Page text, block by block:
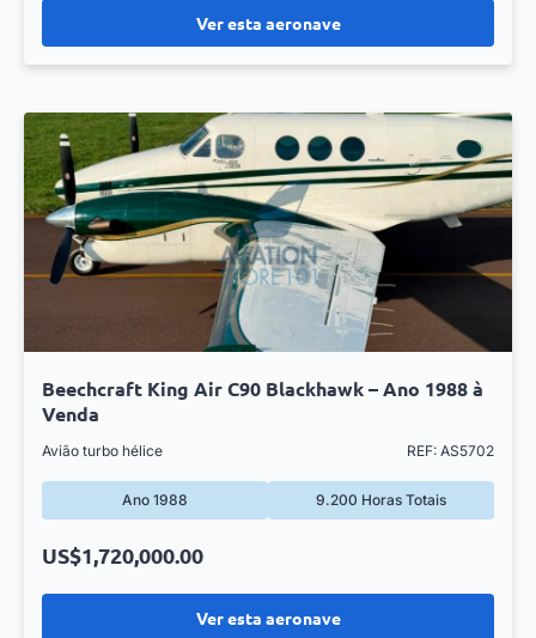
Ver esta aeronave
Beechcraft King Air C90 Blackhawk – Ano 1988 à
Venda
Avião turbo hélice REF: AS5702
Ano 1988 9.200 Horas Totais
Ver esta aeronave
US$1,720,000.00